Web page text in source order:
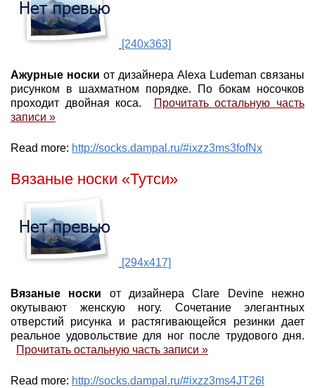
[240x363]
Ажурные носки от дизайнера Alexa Ludeman связаны
рисунком в шахматном порядке. По бокам носочков
проходит двойная коса.
Прочитать остальную часть
записи »
Read more: http://socks.dampal.ru/#ixzz3ms3fofNx
Вязаные носки «Тутси»
[294x417]
Вязаные носки от дизайнера Clare Devine нежно
окутывают женскую ногу. Сочетание элегантных
отверстий рисунка и растягивающейся резинки дает
реальное удовольствие для ног после трудового дня.
Прочитать остальную часть записи »
Read more: http://socks.dampal.ru/#ixzz3ms4JT26l